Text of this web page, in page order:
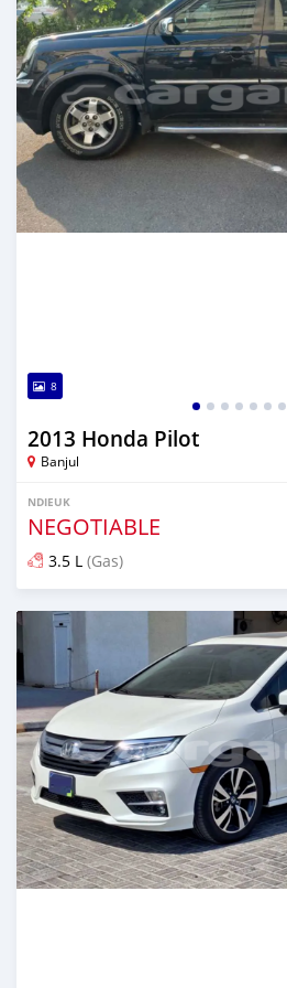
8
2013 Honda Pilot
Banjul
NDIEUK
NEGOTIABLE
3.5 L (Gas)
Dougal na niou ko depuis 8 months